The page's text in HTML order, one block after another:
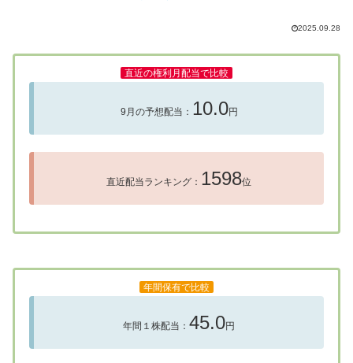
2025.09.28
直近の権利月配当で比較
9月の予想配当： 10.0円
直近配当ランキング： 1598位
年間保有で比較
年間１株配当： 45.0円